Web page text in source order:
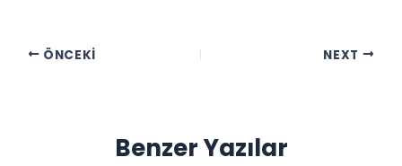
ÖNCEKI NEXT
Benzer Yazılar